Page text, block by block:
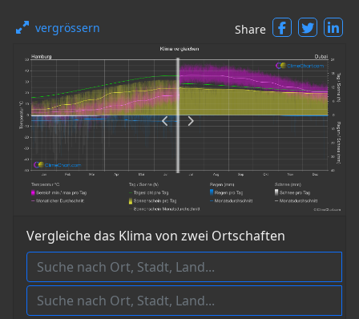
vergrössern Share
Vergleiche das Klima von zwei Ortschaften